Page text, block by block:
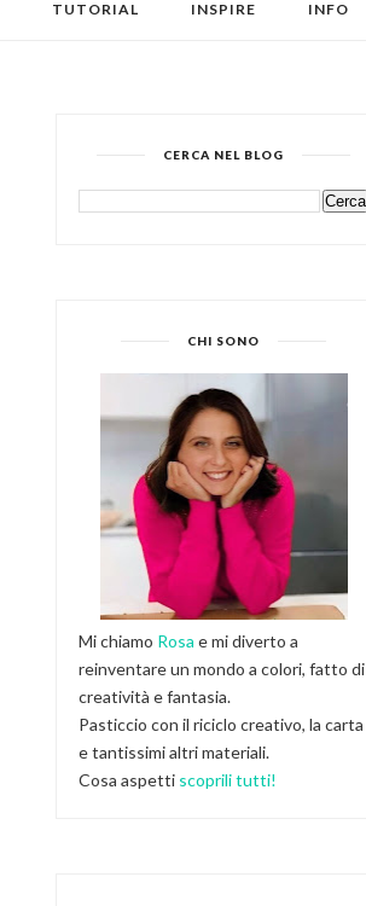
TUTORIAL INSPIRE INFO
CERCA NEL BLOG
CHI SONO
Mi chiamo Rosa e mi diverto a
reinventare un mondo a colori, fatto di
creatività e fantasia.
Pasticcio con il riciclo creativo, la carta
e tantissimi altri materiali.
Cosa aspetti scoprili tutti!